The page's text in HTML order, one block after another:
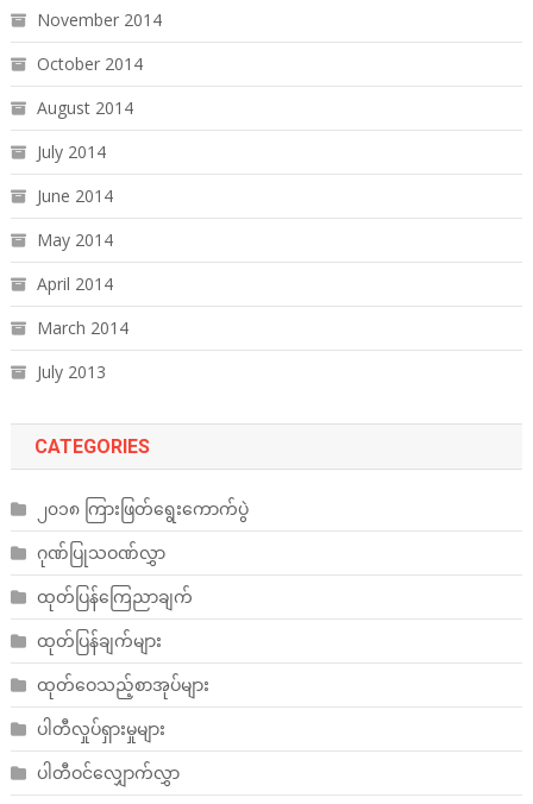
November 2014
October 2014
August 2014
July 2014
June 2014
May 2014
April 2014
March 2014
July 2013
CATEGORIES
၂၀၁၈ ကြားဖြတ်ရွေးကောက်ပွဲ
ဂုဏ်ပြုသဝဏ်လွှာ
ထုတ်ပြန်ကြေညာချက်
ထုတ်ပြန်ချက်များ
ထုတ်ဝေသည့်စာအုပ်များ
ပါတီလှုပ်ရှားမှုများ
ပါတီဝင်လျှောက်လွှာ